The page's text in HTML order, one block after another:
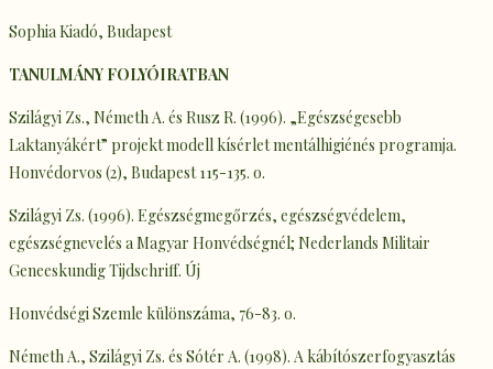
Sophia Kiadó, Budapest
TANULMÁNY FOLYÓIRATBAN
Szilágyi Zs., Németh A. és Rusz R. (1996). „Egészségesebb
Laktanyákért” projekt modell kísérlet mentálhigiénés programja.
Honvédorvos (2), Budapest 115-135. o.
Szilágyi Zs. (1996). Egészségmegőrzés, egészségvédelem,
egészségnevelés a Magyar Honvédségnél; Nederlands Militair
Geneeskundig Tijdschriff. Új
Honvédségi Szemle különszáma, 76-83. o.
Németh A., Szilágyi Zs. és Sótér A. (1998). A kábítószerfogyasztás